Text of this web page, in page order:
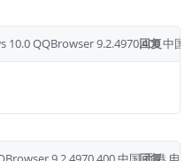
回复
10.0QQBrowser 9.2.4970.400中